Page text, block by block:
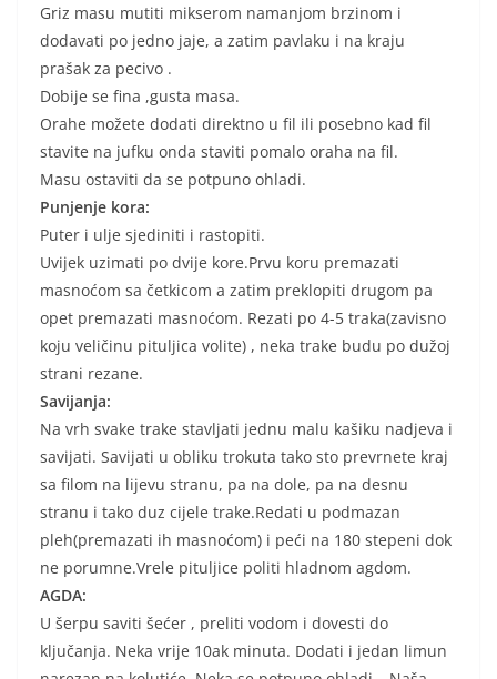
Griz masu mutiti mikserom namanjom brzinom i
dodavati po jedno jaje, a zatim pavlaku i na kraju
prašak za pecivo .
Dobije se fina ,gusta masa.
Orahe možete dodati direktno u fil ili posebno kad fil
stavite na jufku onda staviti pomalo oraha na fil.
Masu ostaviti da se potpuno ohladi.
Punjenje kora:
Puter i ulje sjediniti i rastopiti.
Uvijek uzimati po dvije kore.Prvu koru premazati
masnoćom sa četkicom a zatim preklopiti drugom pa
opet premazati masnoćom. Rezati po 4-5 traka(zavisno
koju veličinu pituljica volite) , neka trake budu po dužoj
strani rezane.
Savijanja:
Na vrh svake trake stavljati jednu malu kašiku nadjeva i
savijati. Savijati u obliku trokuta tako sto prevrnete kraj
sa filom na lijevu stranu, pa na dole, pa na desnu
stranu i tako duz cijele trake.Redati u podmazan
pleh(premazati ih masnoćom) i peći na 180 stepeni dok
ne porumne.Vrele pituljice politi hladnom agdom.
AGDA:
U šerpu saviti šećer , preliti vodom i dovesti do
ključanja. Neka vrije 10ak minuta. Dodati i jedan limun